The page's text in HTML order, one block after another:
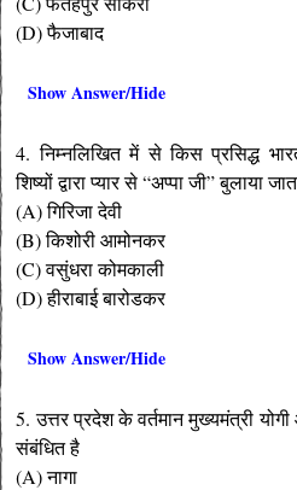
(D) फैजाबाद
Show Answer/Hide
4. निम्नलिखित में से किस प्रसिद्ध
शिष्यों द्वारा प्यार से “अप्पा जी” बुलाया
(A) गिरिजा देवी
(B) किशोरी आमोनकर
(C) वसुंधरा कोमकाली
(D) हीराबाई बारोडकर
Show Answer/Hide
5. उत्तर प्रदेश के वर्तमान मुख्यमंत्री
संबंधित है
(A) नागा